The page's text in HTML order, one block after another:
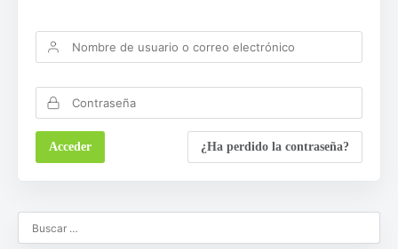
¿Ha perdido la contraseña?